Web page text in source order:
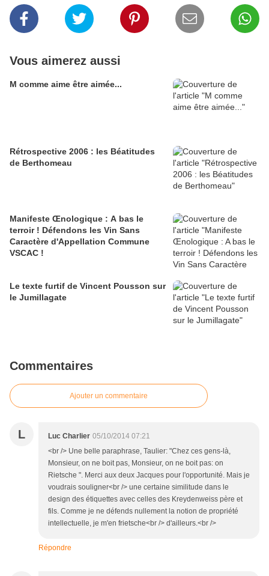
Vous aimerez aussi
M comme aime être aimée...
Rétrospective 2006 : les Béatitudes
de Berthomeau
Manifeste Œnologique : A bas le
terroir ! Défendons les Vin Sans
Caractère d'Appellation Commune
VSCAC !
Le texte furtif de Vincent Pousson sur
le Jumillagate
Commentaires
Ajouter un commentaire
L Luc Charlier 05/10/2014 07:21
<br /> Une belle paraphrase, Taulier: "Chez ces gens-là,
Monsieur, on ne boit pas, Monsieur, on ne boit pas: on
Rietsche ". Merci aux deux Jacques pour l'opportunité. Mais je
voudrais souligner<br /> une certaine similitude dans le
design des étiquettes avec celles des Kreydenweiss père et
fils. Comme je ne défends nullement la notion de propriété
intellectuelle, je m'en frietsche<br /> d'ailleurs.<br />
Répondre